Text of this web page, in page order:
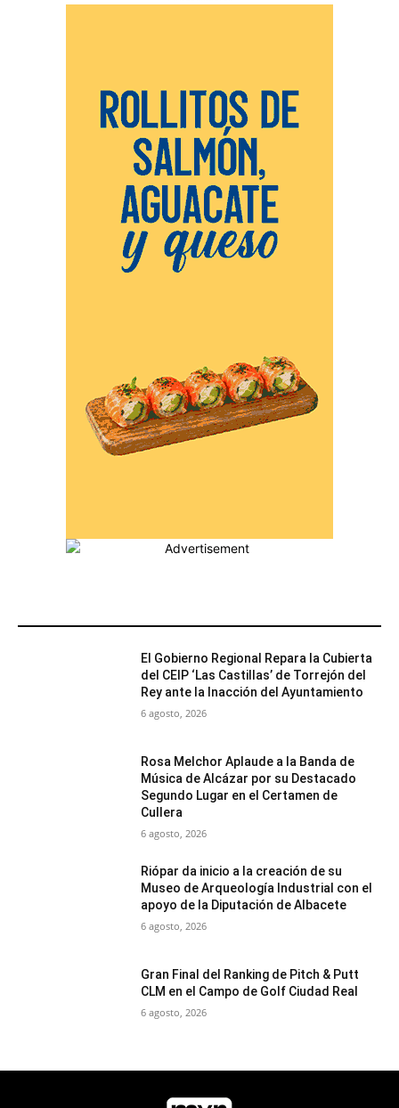
El Gobierno Regional Repara la Cubierta
del CEIP ‘Las Castillas’ de Torrejón del
Rey ante la Inacción del Ayuntamiento
6 agosto, 2026
Rosa Melchor Aplaude a la Banda de
Música de Alcázar por su Destacado
Segundo Lugar en el Certamen de
Cullera
6 agosto, 2026
Riópar da inicio a la creación de su
Museo de Arqueología Industrial con el
apoyo de la Diputación de Albacete
6 agosto, 2026
Gran Final del Ranking de Pitch & Putt
CLM en el Campo de Golf Ciudad Real
6 agosto, 2026